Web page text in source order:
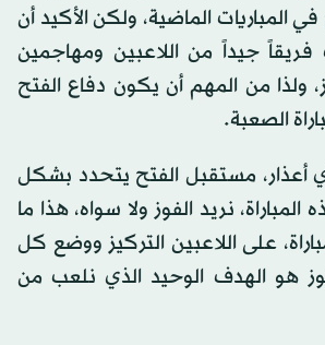
المباريات الماضية، ولكن الأكيد أن
جيداً من اللاعبين ومهاجمين
من المهم أن يكون دفاع الفتح
الصعبة.
أعذار، مستقبل الفتح يتحدد بشكل
نريد الفوز ولا سواه، هذا ما
على اللاعبين التركيز ووضع كل
هو الهدف الوحيد الذي نلعب من